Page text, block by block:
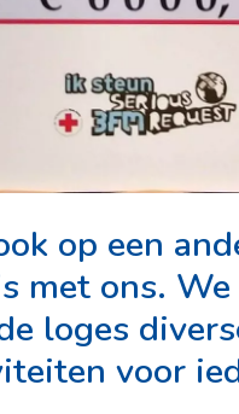
op een
met ons.
loges
voor